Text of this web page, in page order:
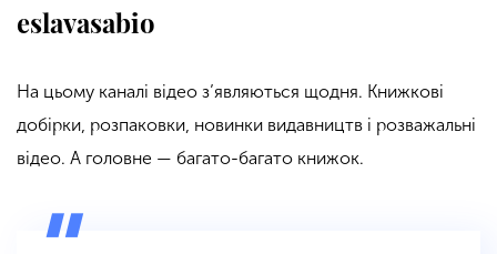
eslavasabio
На цьому каналі відео з’являються щодня. Книжкові
добірки, розпаковки, новинки видавництв і розважальні
відео. А головне — багато-багато книжок.